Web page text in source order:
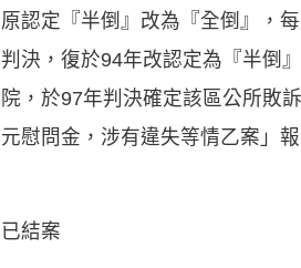
原認定『半倒』改為『全倒』，
判決，復於94年改認定為『半倒
院，於97年判決確定該區公所敗
元慰問金，涉有違失等情乙案」報
已結案